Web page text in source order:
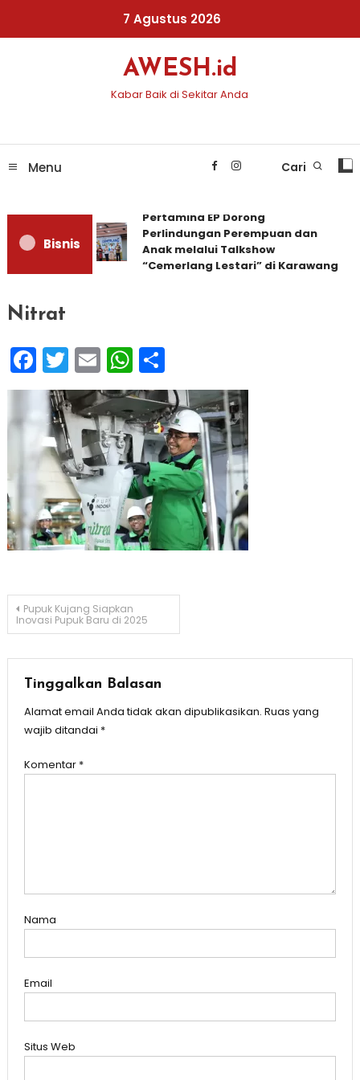
7 Agustus 2026
AWESH.id
Kabar Baik di Sekitar Anda
Menu Cari
Bisnis
Pertamina EP Dorong
Perlindungan Perempuan dan
Anak melalui Talkshow
“Cemerlang Lestari” di Karawang
Nitrat
Facebook
Twitter
EmailWhatsApp
Share
Navigasi
pos
Pupuk Kujang Siapkan
Inovasi Pupuk Baru di 2025
Tinggalkan Balasan
Alamat email Anda tidak akan dipublikasikan. Ruas yang
wajib ditandai *
Komentar *
Nama
Email
Situs Web